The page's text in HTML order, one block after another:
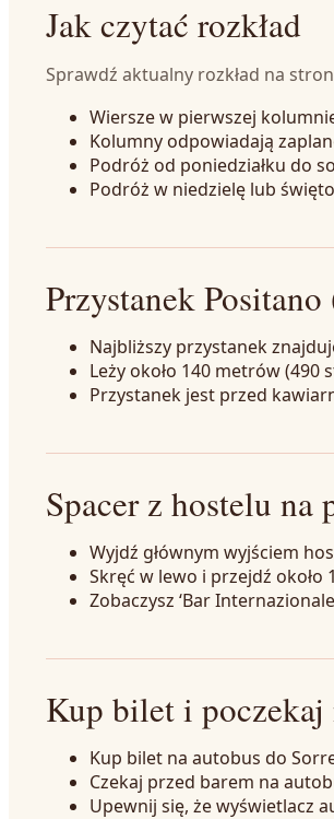
Jak czytać rozkład
Sprawdź aktualny rozkład na
Wiersze w pierwszej
Kolumny odpowiadają
Podróż od poniedziałku do
Podróż w niedzielę lub
Przystanek
Najbliższy przystanek
Leży około 140 metrów (490
Przystanek jest przed
Spacer z hostelu na
Wyjdź głównym wyjściem
Skręć w lewo i przejdź około
Zobaczysz ‘Bar
Kup bilet i poczekaj
Kup bilet na autobus do
Czekaj przed barem na
Upewnij się, że wyświetlacz